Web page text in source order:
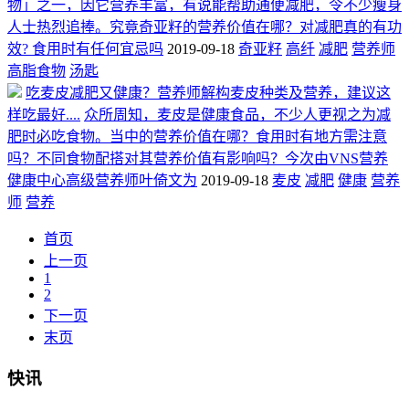
物」之一，因它营养丰富，有说能帮助通便减肥，令不少瘦身
人士热烈追捧。究竟奇亚籽的营养价值在哪？对减肥真的有功
效? 食用时有任何宜忌吗 2019-09-18 奇亚籽 高纤 减肥 营养师
高脂食物 汤匙
吃麦皮减肥又健康？营养师解构麦皮种类及营养，建议这
样吃最好.... 众所周知，麦皮是健康食品，不少人更视之为减
肥时必吃食物。当中的营养价值在哪？食用时有地方需注意
吗？不同食物配搭对其营养价值有影响吗？今次由VNS营养
健康中心高级营养师叶倚文为 2019-09-18 麦皮 减肥 健康 营养
师 营养
首页
上一页
1
2
下一页
末页
快讯